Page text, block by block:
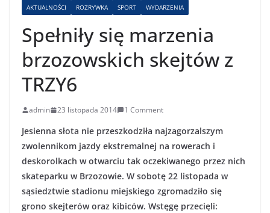
AKTUALNOŚCI ROZRYWKA SPORT WYDARZENIA
Spełniły się marzenia
brzozowskich skejtów z
TRZY6
admin 23 listopada 2014 1 Comment
Jesienna słota nie przeszkodziła najzagorzalszym
zwolennikom jazdy ekstremalnej na rowerach i
deskorolkach w otwarciu tak oczekiwanego przez nich
skateparku w Brzozowie. W sobotę 22 listopada w
sąsiedztwie stadionu miejskiego zgromadziło się
grono skejterów oraz kibiców. Wstęgę przecięli: